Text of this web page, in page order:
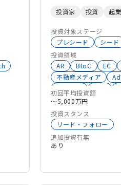
い
ー
を
で
て
ズ
検
でサポートします
で、投資実行をしています。 累計投
超えており、こちら
https://anobaka.jp/
Human Capitalにて
支援としてスタート
す。 https://
work#fv
投資家 投資 起
投資対象ステージ
プレシード
シード
投資領域
AR
BtoC EC
不動産メディア
Contech
省エネ技術
消費財メーカー
次世代リーダー
映
教育サービス
小売
初回平均投資額
〜5,000万円
投資スタンス
リード・フォロー
追加投資有無
あり